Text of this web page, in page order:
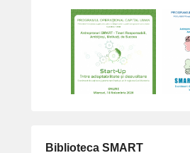
Biblioteca SMART